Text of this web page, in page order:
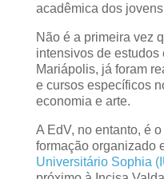
acadêmica dos
Não é a primeira vez
intensivos de
Mariápolis, já foram
e cursos específicos
economia e arte.
A EdV, no entanto, é
formação organizado
Universitário Sophia